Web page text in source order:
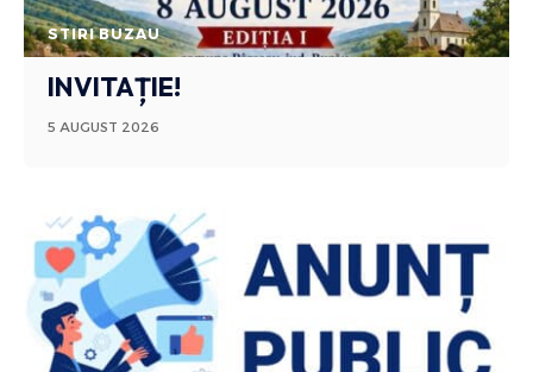
STIRI BUZAU
INVITAȚIE!
5 AUGUST 2026